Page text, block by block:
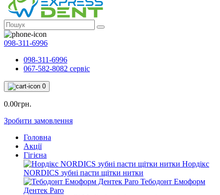
098-311-6996
098-311-6996
067-582-8082 сервіс
0
0.00грн.
Зробити замовлення
Головна
Акції
Гігієна
Нордікс
NORDICS зубні пасти щітки нитки
Тебодонт Емоформ
Дентек Paro